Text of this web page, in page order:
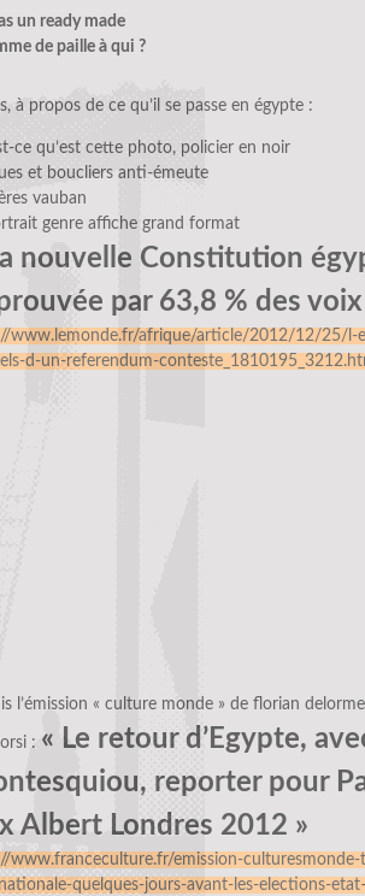
un ready made
de paille à qui ?
à propos de ce qu’il se passe en égypte :
ce qu’est cette photo, policier en noir
et boucliers anti-émeute
vauban
genre affiche grand format
nouvelle Constitution
par 63,8 % des voix
www.lemonde.fr/afrique/article/2012/12/25/l-
d-un-referendum-
l’émission « culture monde » de florian
: « Le retour d’Egypte,
reporter pour
Albert Londres 2012 »
www.franceculture.fr/emission-
quelques-jours-avant-les-elections-etat